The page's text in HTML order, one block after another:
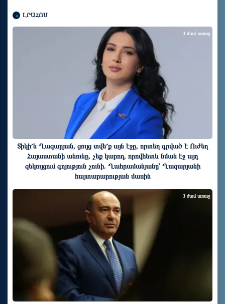
ԼՐԱՀՈՍ
Տիկի՜ն Ղազարյան, ցույց տվե՜ք այն էջը, որտեղ գրված է Ուժեղ
Հայաստանի անունը, չեք կարող, որովհետև նման էջ այդ
զեկույցում գոյություն չունի. Ղահրամանյանը՝ Ղազարյանի
հայտարարության մասին
3 ժամ առաջ
3 ժամ առաջ